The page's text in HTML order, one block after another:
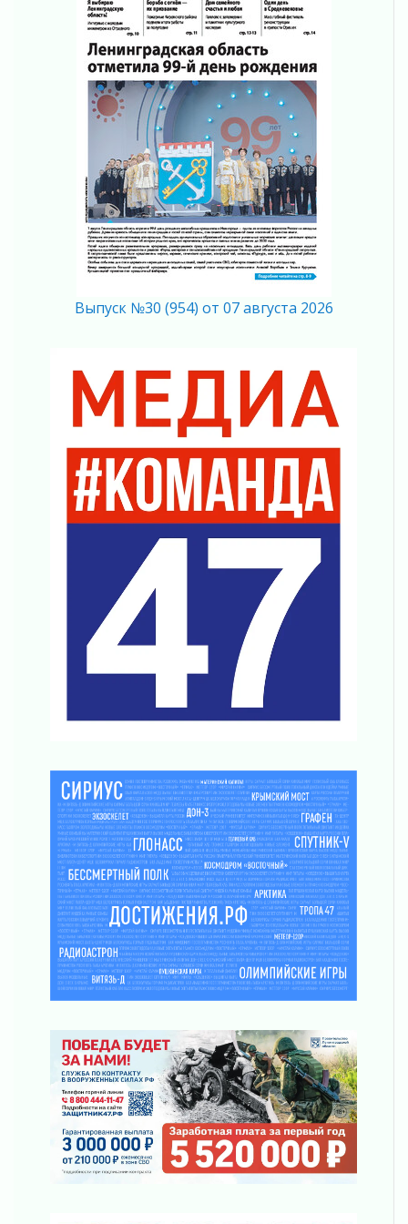
Кадрового центра – 2026» подведены!
04 августа 2026
Ставка на дисциплину на перекрестках
04 августа 2026
В Ленобласти растет потребление
мобильного трафика
Полумрак бьёт по карману
04 августа 2026
Вниманию автомобилистов!
04 августа 2026
Память, сталь и музыка
04 августа 2026
04 августа 2026
04 августа 2026
Без риска для здоровья и кошелька
04 августа 2026
Важная информация
04 августа 2026
Что делать со сбережениями
04 августа 2026
Награды нашли строителей
Ленобласть повышает производительность
труда в ЖКХ
03 августа 2026
Поддержка волонтерских объединений
Ладожский мост полностью закроют на два
03 августа 2026
Новая площадка: 2027
03 августа 2026
Часть медиков в Ленобласти сможет
рассчитывать на доплату от региона
03 августа 2026
За сутки в Ленинградской области
ликвидировали 10 пожаров
03 августа 2026
Клюква наливается, но в корзинку пока не
просится
03 августа 2026
подняли зарплаты почти на 40% за год
03 августа 2026
Шесть новых жизней в честь дня рождения
Ленинградской области
03 августа 2026
Уроки безопасности для детей и взрослых
03 августа 2026
Выпуск №30 (954) от 07 августа 2026